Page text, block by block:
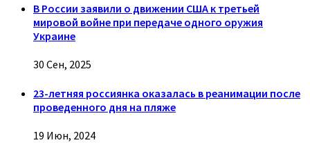
В России заявили о движении США к третьей
мировой войне при передаче одного оружия
Украине
30 Сен, 2025
23-летняя россиянка оказалась в реанимации после
проведенного дня на пляже
19 Июн, 2024